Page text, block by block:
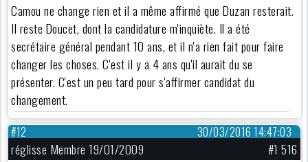
Camou ne change rien et il a même affirmé que Duzan resterait.
Il reste Doucet, dont la candidature m'inquiète. Il a été
secrétaire général pendant 10 ans, et il n'a rien fait pour faire
changer les choses. C'est il y a 4 ans qu'il aurait du se
présenter. C'est un peu tard pour s'affirmer candidat du
changement.
30/03/2016 14:47:03
#12
réglisse Membre 19/01/2009
#1 516